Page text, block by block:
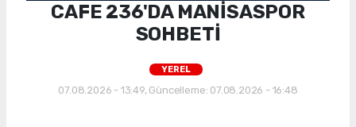
CAFE 236'DA MANİSASPOR
SOHBETİ
YEREL
07.08.2026 - 13:49, Güncelleme: 07.08.2026 - 16:48